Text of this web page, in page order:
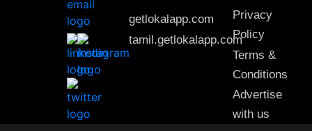
getlokalapp.com
tamil.getlokalapp.com
Privacy
Policy
Terms &
Conditions
Advertise
with us